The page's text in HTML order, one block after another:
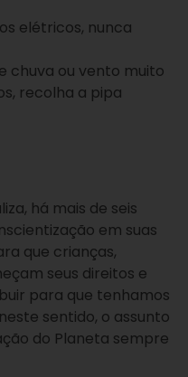
elétricos, nunca
chuva ou vento muito
recolha a pipa
há mais de seis
em suas
que crianças,
seus direitos e
para que tenhamos
sentido, o assunto
do Planeta sempre